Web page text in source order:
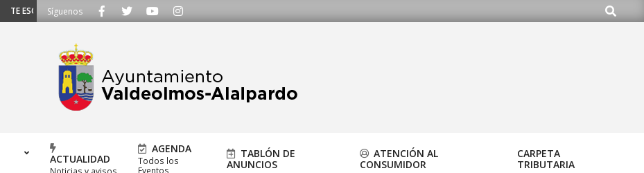
TE ESCUCHAMOS - Llámanos al 91 620 21 53 o escríbenos a ayuntamiento@alalpardo.org
Síguenos Buscar
ACTUALIDAD
AGENDA
Todos los
Eventos
TABLÓN DE
ANUNCIOS
ATENCIÓN AL
CONSUMIDOR
CARPETA
TRIBUTARIA